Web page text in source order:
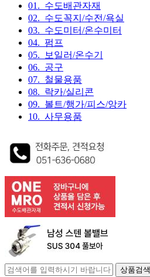
01. 수도배관자재
02. 수도꼭지/수전/욕실
03. 수도미터/온수미터
04. 펌프
05. 보일러/온수기
06. 공구
07. 철물용품
08. 락카/실리콘
09. 볼트/행가/피스/앙카
10. 사무용품
상품검색